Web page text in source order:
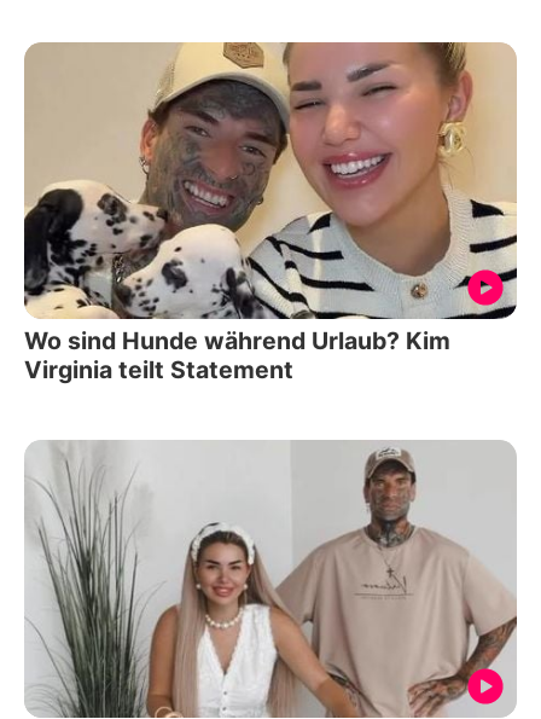
Wo sind Hunde während Urlaub? Kim
Virginia teilt Statement